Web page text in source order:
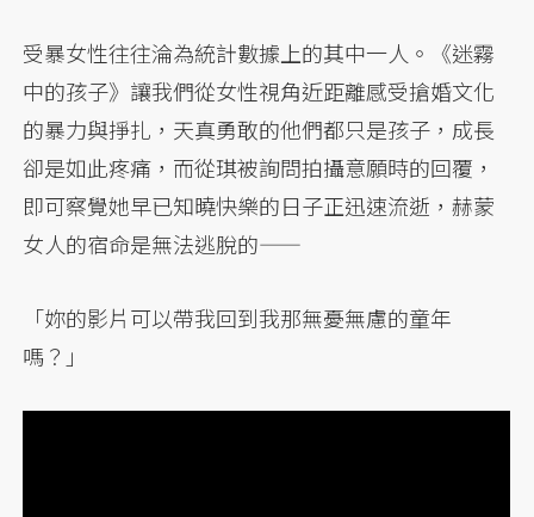
受暴女性往往淪為統計數據上的其中一人。《迷霧
中的孩子》讓我們從女性視角近距離感受搶婚文化
的暴力與掙扎，天真勇敢的他們都只是孩子，成長
卻是如此疼痛，而從琪被詢問拍攝意願時的回覆，
即可察覺她早已知曉快樂的日子正迅速流逝，赫蒙
女人的宿命是無法逃脫的——
「妳的影片可以帶我回到我那無憂無慮的童年
嗎？」